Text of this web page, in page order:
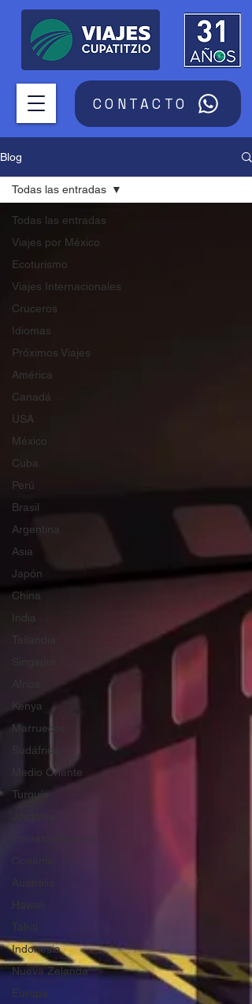
CONTACTO
Blog
Todas las entradas
Viajes por México
Ecoturismo
Viajes Internacionales
Cruceros
Idiomas
Próximos Viajes
América
Canadá
USA
México
Cuba
Perú
Brasil
Argentina
Asia
Japón
China
India
Kenya
Marruecos
Sudáfrica
Medio Oriente
Turquía
Emiratos Árabes
Hawaii
Tahiti
Indonesia
Nueva Zelanda
Europa
Todas las entradas